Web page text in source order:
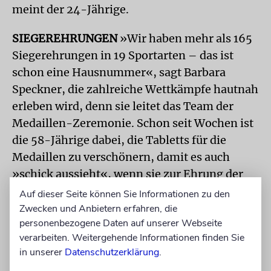
meint der 24-Jährige.
SIEGEREHRUNGEN»Wir haben mehr als 165
Siegerehrungen in 19 Sportarten – das ist
schon eine Hausnummer«, sagt Barbara
Speckner, die zahlreiche Wettkämpfe hautnah
erleben wird, denn sie leitet das Team der
Medaillen-Zeremonie. Schon seit Wochen ist
die 58-Jährige dabei, die Tabletts für die
Medaillen zu verschönern, damit es auch
»schick aussieht«, wenn sie zur Ehrung der
Athleten schreiten. 20 Leute gehören ihrem
Team an. Die Berlinerin hatte von einem
Bekannten von den EMG gehört – und da sie
seit etwa zehn Jahren regelmäßig bei
Sportevents als freiwillige Helferin im Einsatz
Auf dieser Seite können Sie Informationen zu den
Zwecken und Anbietern erfahren, die
personenbezogene Daten auf unserer Webseite
verarbeiten. Weitergehende Informationen finden Sie
in unserer Datenschutzerklärung.